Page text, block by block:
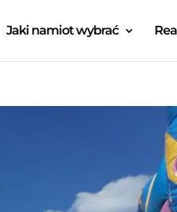
Jaki namiot wybrać